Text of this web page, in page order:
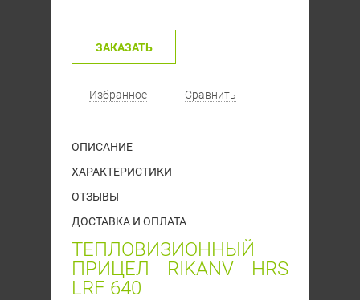
ЗАКАЗАТЬ
Избранное Сравнить
ОПИСАНИЕ
ХАРАКТЕРИСТИКИ
ОТЗЫВЫ
ДОСТАВКА И ОПЛАТА
ТЕПЛОВИЗИОННЫЙ
ПРИЦЕЛ RIKANV HRS
LRF 640